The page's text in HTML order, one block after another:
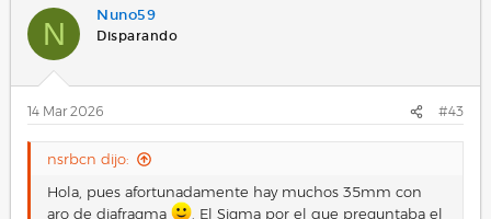
c
o
e
s
:
N
Nuno59
Disparando
14 Mar 2026 #43
nsrbcn dijo:
Hola, pues afortunadamente hay muchos 35mm con
aro de diafragma
. El Sigma por el que preguntaba el